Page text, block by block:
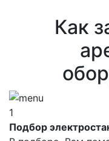
Как
1
Подбор